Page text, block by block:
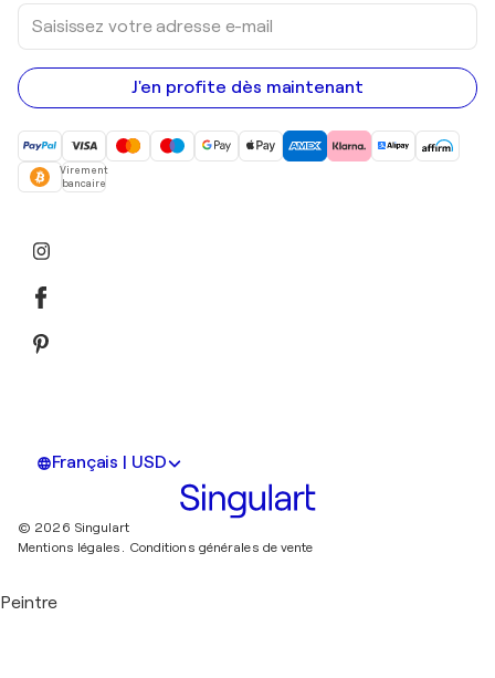
Saisissez
votre
adresse
e-
mail
J'en profite dès maintenant
Virement
bancaire
Français | USD
© 2026 Singulart
Mentions légales. Conditions générales de vente
Peintre